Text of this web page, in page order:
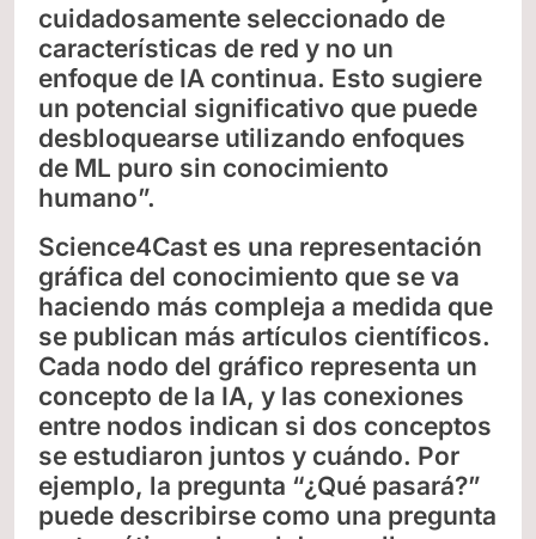
cuidadosamente seleccionado de
características de red y no un
enfoque de IA continua. Esto sugiere
un potencial significativo que puede
desbloquearse utilizando enfoques
de ML puro sin conocimiento
humano”.
Science4Cast es una representación
gráfica del conocimiento que se va
haciendo más compleja a medida que
se publican más artículos científicos.
Cada nodo del gráfico representa un
concepto de la IA, y las conexiones
entre nodos indican si dos conceptos
se estudiaron juntos y cuándo. Por
ejemplo, la pregunta “¿Qué pasará?”
puede describirse como una pregunta